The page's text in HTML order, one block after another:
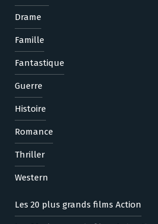
Drame
Famille
Fantastique
Guerre
Histoire
Romance
Thriller
Western
Les 20 plus grands films Action